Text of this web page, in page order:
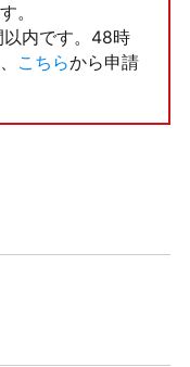
。
内です。48時
こちらから申請